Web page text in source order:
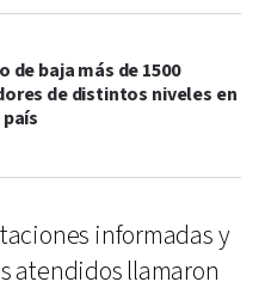
de baja más de 1500
de distintos niveles en
informadas y
atendidos llamaron